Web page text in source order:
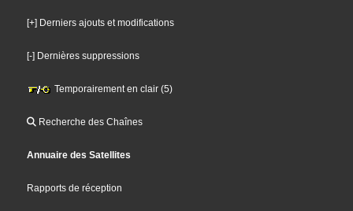
[+] Derniers ajouts et modifications
[-] Dernières suppressions
Temporairement en clair (5)
Recherche des Chaînes
Annuaire des Satellites
Rapports de réception